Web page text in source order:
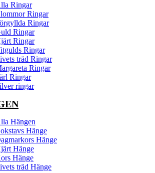
Ringar
Ringar
Ringar
Ringar
Ringar
Ringar
träd Ringar
Ringar
Ringar
ringar
Hängen
Hänge
Hänge
Hänge
Hänge
träd Hänge